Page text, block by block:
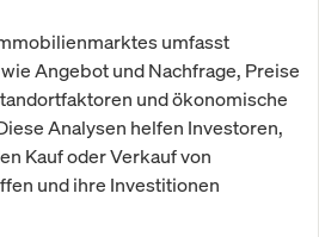
umfasst
Angebot und Nachfrage, Preise
und ökonomische
Analysen helfen Investoren,
Kauf oder Verkauf von
und ihre Investitionen